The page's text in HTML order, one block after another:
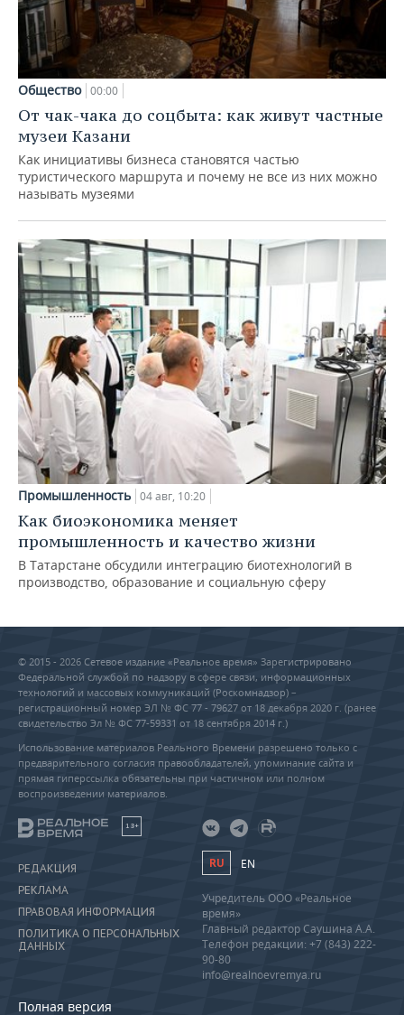
Общество 00:00
От чак-чака до соцбыта: как живут частные
музеи Казани
Как инициативы бизнеса становятся частью
туристического маршрута и почему не все из них можно
называть музеями
Промышленность 04 авг, 10:20
Как биоэкономика меняет
промышленность и качество жизни
В Татарстане обсудили интеграцию биотехнологий в
производство, образование и социальную сферу
© 2015 - 2026 Сетевое издание «Реальное время» Зарегистрировано
Федеральной службой по надзору в сфере связи, информационных
технологий и массовых коммуникаций (Роскомнадзор) –
регистрационный номер ЭЛ № ФС 77 - 79627 от 18 декабря 2020 г. (ранее
свидетельство Эл № ФС 77-59331 от 18 сентября 2014 г.)
Использование материалов Реального Времени разрешено только с
предварительного согласия правообладателей, упоминание сайта и
прямая гиперссылка обязательны при частичном или полном
воспроизведении материалов.
18+
РЕДАКЦИЯ
РЕКЛАМА
ПРАВОВАЯ ИНФОРМАЦИЯ
ПОЛИТИКА О ПЕРСОНАЛЬНЫХ
ДАННЫХ
Полная версия
RU EN
Учредитель ООО «Реальное
время»
Главный редактор Саушина А.А.
Телефон редакции: +7 (843) 222-
90-80
info@realnoevremya.ru